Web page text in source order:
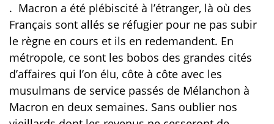
. Macron a été plébiscité à l’étranger, là où des
Français sont allés se réfugier pour ne pas subir
le règne en cours et ils en redemandent. En
métropole, ce sont les bobos des grandes cités
d’affaires qui l’on élu, côte à côte avec les
musulmans de service passés de Mélanchon à
Macron en deux semaines. Sans oublier nos